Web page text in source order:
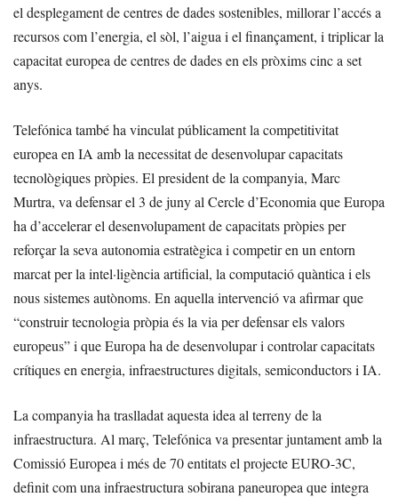
el desplegament de centres de dades sostenibles, millorar l’accés a
recursos com l’energia, el sòl, l’aigua i el finançament, i triplicar la
capacitat europea de centres de dades en els pròxims cinc a set
anys.
Telefónica també ha vinculat públicament la competitivitat
europea en IA amb la necessitat de desenvolupar capacitats
tecnològiques pròpies. El president de la companyia, Marc
Murtra, va defensar el 3 de juny al Cercle d’Economia que Europa
ha d’accelerar el desenvolupament de capacitats pròpies per
reforçar la seva autonomia estratègica i competir en un entorn
marcat per la intel·ligència artificial, la computació quàntica i els
nous sistemes autònoms. En aquella intervenció va afirmar que
“construir tecnologia pròpia és la via per defensar els valors
europeus” i que Europa ha de desenvolupar i controlar capacitats
crítiques en energia, infraestructures digitals, semiconductors i IA.
La companyia ha traslladat aquesta idea al terreny de la
infraestructura. Al març, Telefónica va presentar juntament amb la
Comissió Europea i més de 70 entitats el projecte EURO-3C,
definit com una infraestructura sobirana paneuropea que integra